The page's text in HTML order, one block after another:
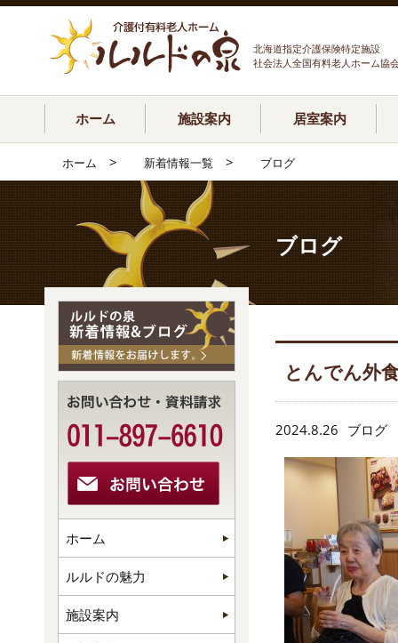
北海道指定介護保険特定施設
社会法人全国有料老人ホーム協
ホーム 施設案内 居室案内
ホーム > 新着情報一覧 > ブログ
ブログ
とんでん外
2024.8.26 ブログ
ホーム
ルルドの魅力
施設案内